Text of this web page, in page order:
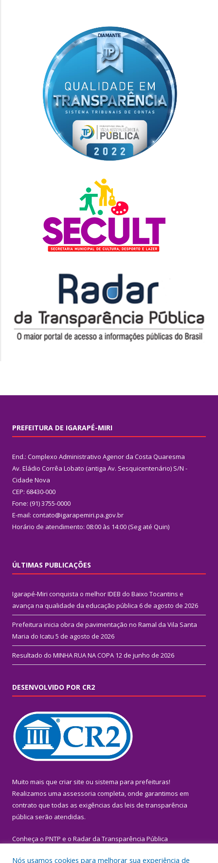
PREFEITURA DE IGARAPÉ-MIRI
End.: Complexo Administrativo Agenor da Costa Quaresma
Av. Eládio Corrêa Lobato (antiga Av. Sesquicentenário) S/N -
Cidade Nova
CEP: 68430-000
Fone: (91) 3755-0000
E-mail: contato@igarapemiri.pa.gov.br
Horário de atendimento: 08:00 às 14:00 (Seg até Quin)
ÚLTIMAS PUBLICAÇÕES
Igarapé-Miri conquista o melhor IDEB do Baixo Tocantins e
avança na qualidade da educação pública 6 de agosto de 2026
Prefeitura inicia obra de pavimentação no Ramal da Vila Santa
Maria do Icatu 5 de agosto de 2026
Resultado do MINHA RUA NA COPA 12 de junho de 2026
DESENVOLVIDO POR CR2
Muito mais que criar site ou sistema para prefeituras!
Realizamos uma assessoria completa, onde garantimos em
contrato que todas as exigências das leis de transparência
pública serão atendidas.
Conheça o PNTP e o Radar da Transparência Pública
Nós usamos cookies para melhorar sua experiência de